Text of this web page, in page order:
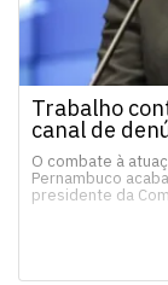
Trabalho
canal de
O combate à
Pernambuco
presidente da